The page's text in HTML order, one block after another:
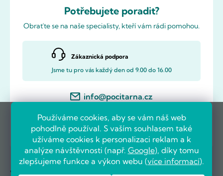
Používáme cookies, aby se vám náš web
pohodlně používal. S vaším souhlasem také
užíváme cookies k personalizaci reklam a k
analýze návštěvnosti (např. Google), díky tomu
zlepšujeme funkce a výkon webu (více informací).
Potřebujete poradit?
Obraťte se na naše specialisty, kteří vám rádi pomohou.
Zákaznická podpora
Jsme tu pro vás každý den od 9.00 do 16.00
info@pocitarna.cz
534 009 009
ZÁKAZNICKÉ CENTRUM
Vše o nákupu O nás